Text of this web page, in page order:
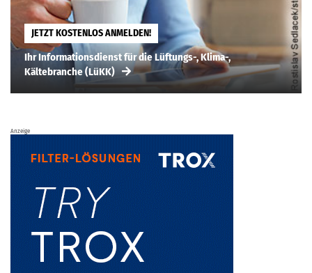
JETZT KOSTENLOS ANMELDEN!
Ihr Informationsdienst für die Lüftungs-, Klima-,
Kältebranche (LüKK)
Anzeige